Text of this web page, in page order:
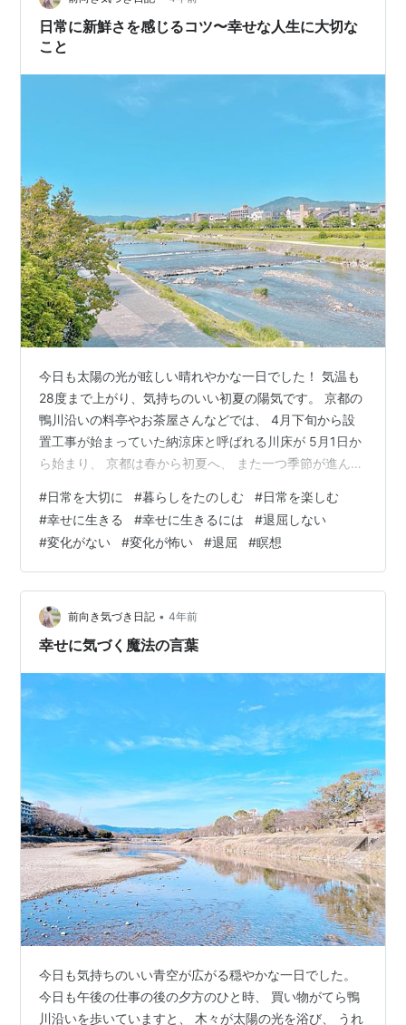
日常に新鮮さを感じるコツ〜幸せな人生に大切な
こと
今日も太陽の光が眩しい晴れやかな一日でした！ 気温も
28度まで上がり、気持ちのいい初夏の陽気です。 京都の
鴨川沿いの料亭やお茶屋さんなどでは、 4月下旬から設
置工事が始まっていた納涼床と呼ばれる川床が 5月1日か
ら始まり、 京都は春から初夏へ、 また一つ季節が進んだ
GW中に札幌に引っ越したので 川床は設置工事をしてい
るのを見ただけで、 10月に京都に戻ってきた時には ちょ
うど終わっていました。 それを今年は見ることができ、
ほんの数日の差で、 同じ街がこんなに違うのだな！と新
鮮な驚きです。 鴨川沿いを歩くと、ずらりと並んだ 川の
上に張り出し…
#日常を大切に #暮らしをたのしむ #日常を楽しむ
#幸せに生きる #幸せに生きるには #退屈しない
#変化がない #変化が怖い #退屈 #瞑想
前向き気づき日記 • 4年前
幸せに気づく魔法の言葉
今日も気持ちのいい青空が広がる穏やかな一日でした。
今日も午後の仕事の後の夕方のひと時、 買い物がてら鴨
川沿いを歩いていますと、 木々が太陽の光を浴び、 うれ